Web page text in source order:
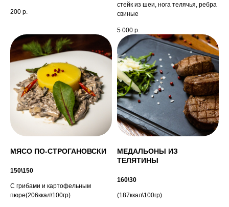
200 р.
стейк из шеи, нога телячья, ребра
свиные
5 000 р.
МЯСО ПО-СТРОГАНОВСКИ
150\150
С грибами и картофельным
пюре(206ккал\100гр)
МЕДАЛЬОНЫ ИЗ
ТЕЛЯТИНЫ
160\30
(187ккал\100гр)